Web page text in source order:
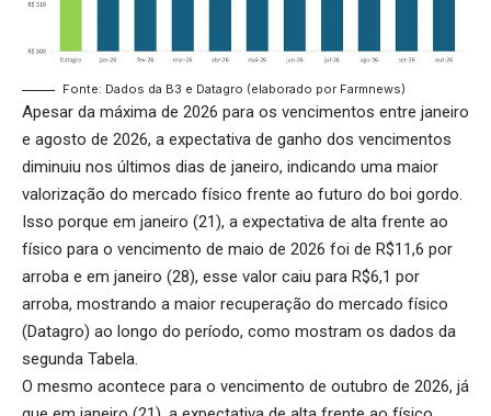
Fonte: Dados da B3 e Datagro (elaborado por Farmnews)
Apesar da máxima de 2026 para os vencimentos entre janeiro
e agosto de 2026, a expectativa de ganho dos vencimentos
diminuiu nos últimos dias de janeiro, indicando uma maior
valorização do mercado físico frente ao futuro do boi gordo.
Isso porque em janeiro (21), a expectativa de alta frente ao
físico para o vencimento de maio de 2026 foi de R$11,6 por
arroba e em janeiro (28), esse valor caiu para R$6,1 por
arroba, mostrando a maior recuperação do mercado físico
(Datagro) ao longo do período, como mostram os dados da
segunda Tabela.
O mesmo acontece para o vencimento de outubro de 2026, já